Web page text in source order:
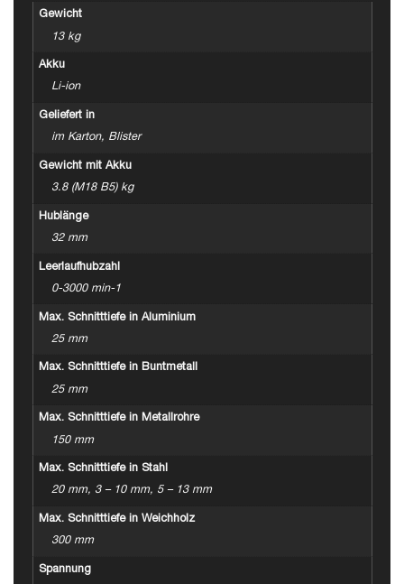
Gewicht
13 kg
Akku
Li-ion
Geliefert in
im Karton, Blister
Gewicht mit Akku
3.8 (M18 B5) kg
Hublänge
32 mm
Leerlaufhubzahl
0-3000 min-1
Max. Schnitttiefe in Aluminium
25 mm
Max. Schnitttiefe in Buntmetall
25 mm
Max. Schnitttiefe in Metallrohre
150 mm
Max. Schnitttiefe in Stahl
20 mm, 3 – 10 mm, 5 – 13 mm
Max. Schnitttiefe in Weichholz
300 mm
Spannung